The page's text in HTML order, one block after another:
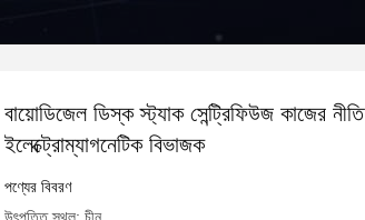
বায়োডিজেল ডিস্ক স্ট্যাক সেন্ট্রিফিউজ কাজের নীতি
ইলেক্ট্রোম্যাগনেটিক বিভাজক
পণ্যের বিবরণ